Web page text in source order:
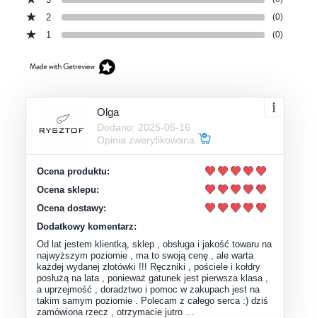
2 (0)
1 (0)
Olga
Dodano: 2025-05-16
Opinia zweryfikowana
Ocena produktu:
Ocena sklepu:
Ocena dostawy:
Dodatkowy komentarz:
Od lat jestem klientką, sklep , obsługa i jakość towaru na
najwyższym poziomie , ma to swoją cenę , ale warta
każdej wydanej złotówki !!! Ręczniki , pościele i kołdry
posłużą na lata , ponieważ gatunek jest pierwsza klasa ,
a uprzejmość , doradztwo i pomoc w zakupach jest na
takim samym poziomie . Polecam z całego serca :) dziś
zamówiona rzecz , otrzymacie jutro …